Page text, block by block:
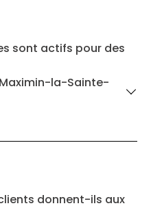
sont actifs pour des
la-Sainte-
donnent-ils aux